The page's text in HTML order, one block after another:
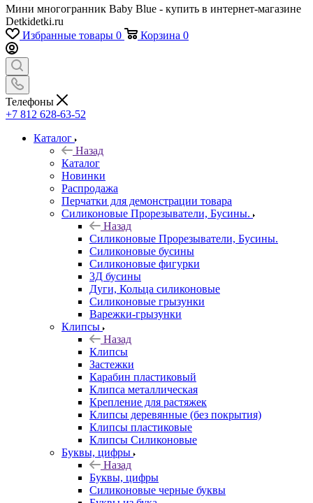
Мини многогранник Baby Blue - купить в интернет-магазине
Detkidetki.ru
Избранные товары 0 Корзина 0
Телефоны
+7 812 628-63-52
Каталог
Назад
Каталог
Новинки
Распродажа
Перчатки для демонстрации товара
Силиконовые Прорезыватели, Бусины.
Назад
Силиконовые Прорезыватели, Бусины.
Силиконовые бусины
Силиконовые фигурки
3Д бусины
Дуги, Кольца силиконовые
Силиконовые грызунки
Варежки-грызунки
Клипсы
Назад
Клипсы
Застежки
Карабин пластиковый
Клипса металлическая
Крепление для растяжек
Клипсы деревянные (без покрытия)
Клипсы пластиковые
Клипсы Силиконовые
Буквы, цифры
Назад
Буквы, цифры
Силиконовые черные буквы